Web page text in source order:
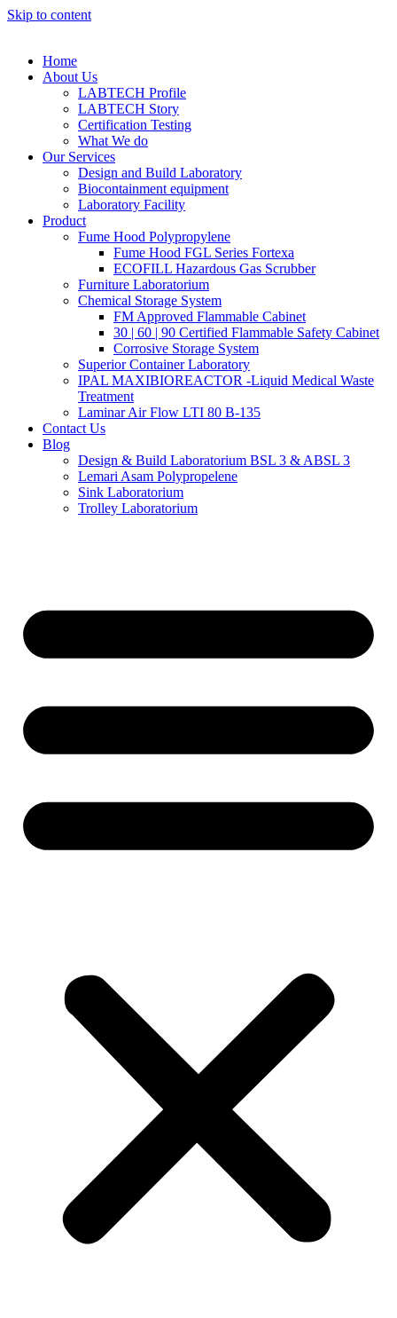
Skip to content
Home
About Us
LABTECH Profile
LABTECH Story
Certification Testing
What We do
Our Services
Design and Build Laboratory
Biocontainment equipment
Laboratory Facility
Product
Fume Hood Polypropylene
Fume Hood FGL Series Fortexa
ECOFILL Hazardous Gas Scrubber
Furniture Laboratorium
Chemical Storage System
FM Approved Flammable Cabinet
30 | 60 | 90 Certified Flammable Safety Cabinet
Corrosive Storage System
Superior Container Laboratory
IPAL MAXIBIOREACTOR -Liquid Medical Waste
Treatment
Laminar Air Flow LTI 80 B-135
Contact Us
Blog
Design & Build Laboratorium BSL 3 & ABSL 3
Lemari Asam Polypropelene
Sink Laboratorium
Trolley Laboratorium